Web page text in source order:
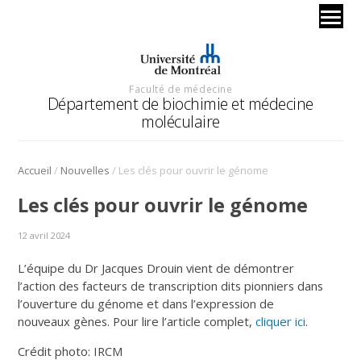
Faculté de médecine
Département de biochimie et médecine
moléculaire
Accueil / Nouvelles / Les clés pour ouvrir le génome
Les clés pour ouvrir le génome
12 avril 2024
L’équipe du Dr Jacques Drouin vient de démontrer
l’action des facteurs de transcription dits pionniers dans
l’ouverture du génome et dans l’expression de
nouveaux gènes. Pour lire l’article complet,cliquer ici.
Crédit photo: IRCM